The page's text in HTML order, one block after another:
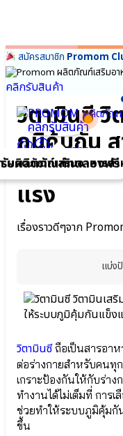
Skip
to
content
สมัครสมาชิก Promom
คลิกรับสินค้า
กับ
ผู้ก่อตั้ง
Promom
Mission
ของเรา
ความ
แตก
ต่าง
คำถาม
วางใจ
จากทั่ว
ประเทศ
ภัณฑ์
หนังสือ
รู้แค่นี้
เข้าใจ
คนทั้ง
คลิกรับสินค้า
รับผลิตภัณฑ์ทดลองฟรี
Member
ก่อ
ตั้ง
Promom
Mission
ของ
ความ
เกี่ยว
กับ
ผลิตภัณฑ์
ความ
ไว้
วางใจ
จาก
ทั่ว
ประเทศ
วิตามินซี วิ
ภูมิคุ้มกัน ส
การช่วยใ
แรง
เรื่องราวดีๆจาก
แบ่ง
วิตามินซีถือเป็นสารอา
ต่อร่างกายสำหรับคนทุ
เกราะป้องกันให้กับร่าง
ทำงานได้ไม่เต็มที่ การ
ช่วยทำให้ระบบภูมิคุ้มกั
ขึ้น